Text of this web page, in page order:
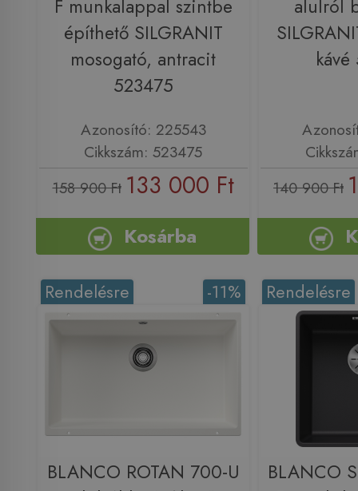
F munkalappal szintbe
építhető SILGRANIT
mosogató, antracit
523475
Azonosító: 225543
Cikkszám: 523475
158 900 Ft 133 000 Ft
Kosárba
alulról
140 900 Ft
-11%
Rendelésre
BLANCO ROTAN 700-U
Rendelésre
BLANCO